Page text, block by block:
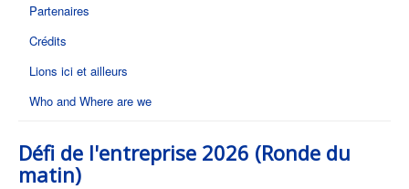
Partenaires
Crédits
Lions ici et ailleurs
Who and Where are we
Défi de l'entreprise 2026 (Ronde du
matin)